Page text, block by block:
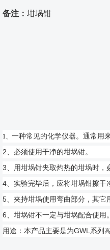
代工服务
备注： 坩埚钳
1、 一种常见的化学仪器。通常用
2、 必须使用干净的坩埚钳。
3、用坩埚钳夹取灼热的坩埚时，
4、实验完毕后，应将坩埚钳擦干
5、夹持坩埚使用弯曲部分，其它
6、坩埚钳不一定与坩埚配合使用。
用途：本产品主要是为GWL系列